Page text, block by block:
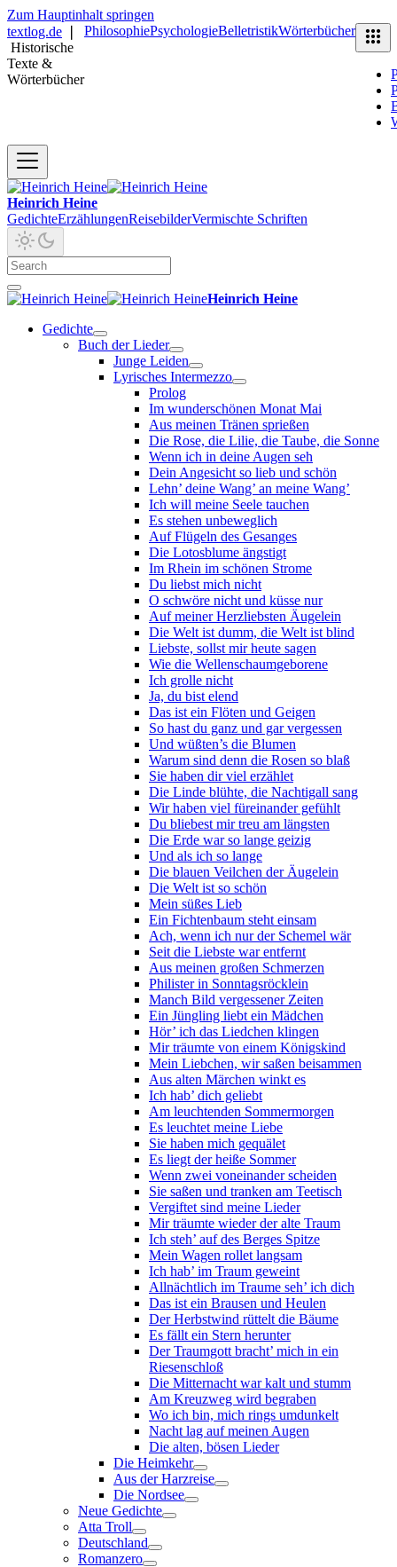
Zum Hauptinhalt springen
textlog.de
Historische
Texte &
Wörterbücher
PhilosophiePsychologieBelletristikWörterbücher
Heinrich Heine
GedichteErzählungenReisebilderVermischte Schriften
Heinrich Heine
Gedichte
Buch der Lieder
Junge Leiden
Lyrisches Intermezzo
Prolog
Im wunderschönen Monat Mai
Aus meinen Tränen sprießen
Die Rose, die Lilie, die Taube, die Sonne
Wenn ich in deine Augen seh
Dein Angesicht so lieb und schön
Lehn’ deine Wang’ an meine Wang’
Ich will meine Seele tauchen
Es stehen unbeweglich
Auf Flügeln des Gesanges
Die Lotosblume ängstigt
Im Rhein im schönen Strome
Du liebst mich nicht
O schwöre nicht und küsse nur
Auf meiner Herzliebsten Äugelein
Die Welt ist dumm, die Welt ist blind
Liebste, sollst mir heute sagen
Wie die Wellenschaumgeborene
Ich grolle nicht
Ja, du bist elend
Das ist ein Flöten und Geigen
So hast du ganz und gar vergessen
Und wüßten’s die Blumen
Warum sind denn die Rosen so blaß
Sie haben dir viel erzählet
Die Linde blühte, die Nachtigall sang
Wir haben viel füreinander gefühlt
Du bliebest mir treu am längsten
Die Erde war so lange geizig
Und als ich so lange
Die blauen Veilchen der Äugelein
Die Welt ist so schön
Mein süßes Lieb
Ein Fichtenbaum steht einsam
Ach, wenn ich nur der Schemel wär
Seit die Liebste war entfernt
Aus meinen großen Schmerzen
Philister in Sonntagsröcklein
Manch Bild vergessener Zeiten
Ein Jüngling liebt ein Mädchen
Hör’ ich das Liedchen klingen
Mir träumte von einem Königskind
Mein Liebchen, wir saßen beisammen
Aus alten Märchen winkt es
Ich hab’ dich geliebt
Am leuchtenden Sommermorgen
Es leuchtet meine Liebe
Sie haben mich gequälet
Es liegt der heiße Sommer
Wenn zwei voneinander scheiden
Sie saßen und tranken am Teetisch
Vergiftet sind meine Lieder
Mir träumte wieder der alte Traum
Ich steh’ auf des Berges Spitze
Mein Wagen rollet langsam
Ich hab’ im Traum geweint
Allnächtlich im Traume seh’ ich dich
Das ist ein Brausen und Heulen
Der Herbstwind rüttelt die Bäume
Es fällt ein Stern herunter
Der Traumgott bracht’ mich in ein
Riesenschloß
Die Mitternacht war kalt und stumm
Am Kreuzweg wird begraben
Wo ich bin, mich rings umdunkelt
Nacht lag auf meinen Augen
Die alten, bösen Lieder
Die Heimkehr
Aus der Harzreise
Die Nordsee
Neue Gedichte
Atta Troll
Deutschland
Romanzero